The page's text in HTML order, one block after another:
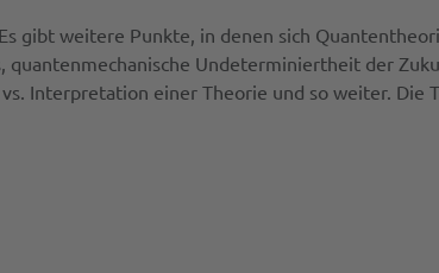
gibt weitere Punkte, in denen sich
quantenmechanische Undeterminiertheit der
Interpretation einer Theorie und so weiter. Die